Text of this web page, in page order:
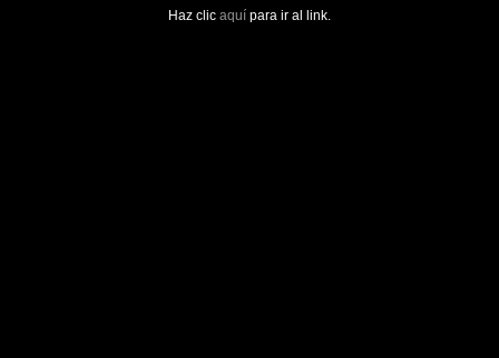
Haz clic aquí para ir al link.